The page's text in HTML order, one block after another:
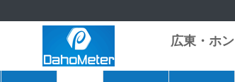
広東・ホ